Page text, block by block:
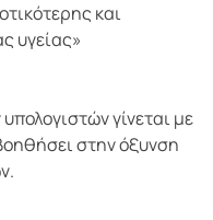
και
υγείας»
γίνεται με
στην όξυνση